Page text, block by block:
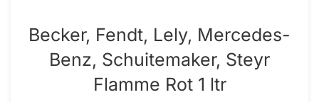
Becker, Fendt, Lely, Mercedes-
Benz, Schuitemaker, Steyr
Flamme Rot 1 ltr